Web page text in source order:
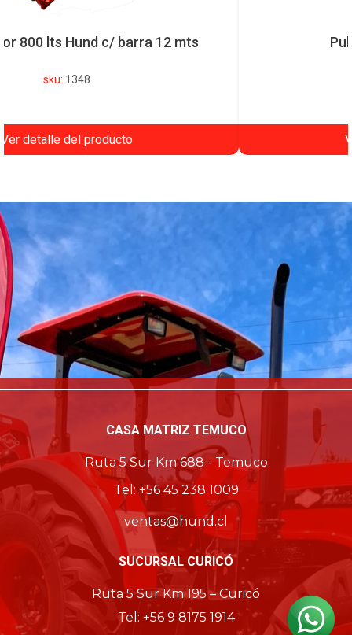
Pulverizador 800 lts Hund c/ barra 12 mts
Ver detalle del producto
CASA MATRIZ TEMUCO
Ruta 5 Sur Km 688 - Temuco
Tel: +56 45 238 1009
ventas@hund.cl
SUCURSAL CURICÓ
Ruta 5 Sur Km 195 – Curicó
Tel: +56 9 8175 1914